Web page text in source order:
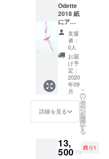
Odette
2018 紙
にアク
リル、
インク
支援
者：
0人
お届
け予
定：
2020
年09
月
詳細を見る
こ
の
リ
タ
ー
ン
を
選
択
す
る
13,
500 円
残り1